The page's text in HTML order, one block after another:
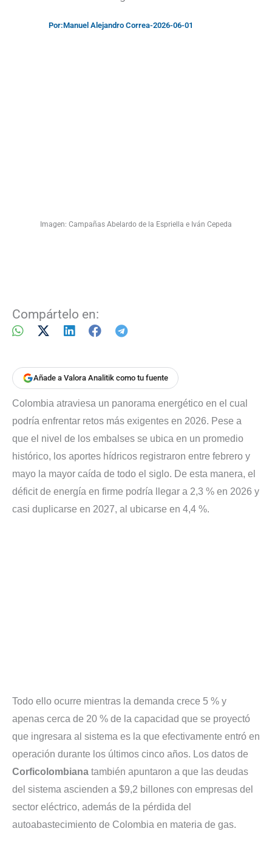
Por:Manuel Alejandro Correa-2026-06-01
Imagen: Campañas Abelardo de la Espriella e Iván Cepeda
Compártelo en:
Añade a Valora Analitik como tu fuente
Colombia atraviesa un panorama energético en el cual
podría enfrentar retos más exigentes en 2026. Pese a
que el nivel de los embalses se ubica en un promedio
histórico, los aportes hídricos registraron entre febrero y
mayo la mayor caída de todo el siglo. De esta manera, el
déficit de energía en firme podría llegar a 2,3 % en 2026 y
casi duplicarse en 2027, al ubicarse en 4,4 %.
Todo ello ocurre mientras la demanda crece 5 % y
apenas cerca de 20 % de la capacidad que se proyectó
que ingresara al sistema es la que efectivamente entró en
operación durante los últimos cinco años. Los datos de
Corficolombiana también apuntaron a que las deudas
del sistema ascienden a $9,2 billones con empresas del
sector eléctrico, además de la pérdida del
autoabastecimiento de Colombia en materia de gas.